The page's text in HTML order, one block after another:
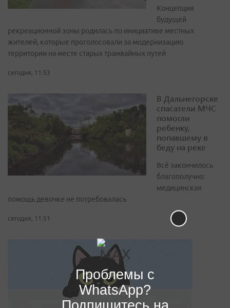
Концепция
будущей
рекреационной зоны родилась по инициативе местных
жителей, которые проголосовали за модернизацию
территории на месте старых трамвайных путей
сегодня, 11:53
В Дальнегорске
спасатели МЧС
помогли
ребенку,
попавшему в
беду на реке
Всё закончилось
благополучно:
медицинская
помощь девочке не потребовалась
сегодня, 11:51
Проблемы с
WhatsApp?
Подпишитесь на